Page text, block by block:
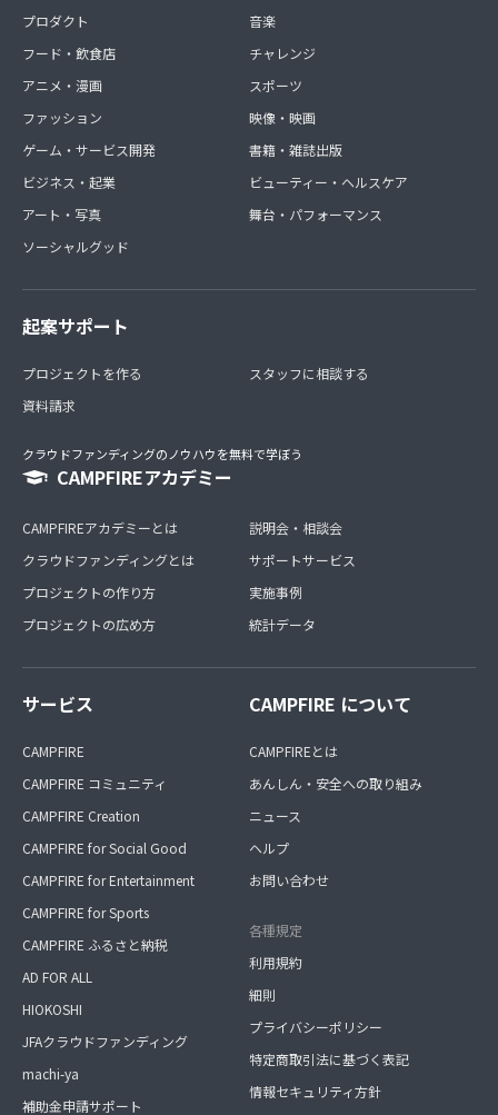
プロダクト
フード・飲食店
アニメ・漫画
ファッション
ゲーム・サービス開発
ビジネス・起業
アート・写真
ソーシャルグッド
音楽
チャレンジ
スポーツ
映像・映画
書籍・雑誌出版
ビューティー・ヘルスケア
舞台・パフォーマンス
起案サポート
プロジェクトを作る
資料請求
スタッフに相談する
クラウドファンディングのノウハウを無料で学ぼう
CAMPFIREアカデミー
CAMPFIREアカデミーとは
クラウドファンディングとは
プロジェクトの作り方
プロジェクトの広め方
説明会・相談会
サポートサービス
実施事例
統計データ
サービス
CAMPFIRE
CAMPFIRE コミュニティ
CAMPFIRE Creation
CAMPFIRE for Social Good
CAMPFIRE for Entertainment
CAMPFIRE for Sports
CAMPFIRE ふるさと納税
AD FOR ALL
HIOKOSHI
JFAクラウドファンディング
machi-ya
補助金申請サポート
CAMPFIRE について
CAMPFIREとは
あんしん・安全への取り組み
ニュース
ヘルプ
お問い合わせ
各種規定
利用規約
細則
プライバシーポリシー
特定商取引法に基づく表記
情報セキュリティ方針